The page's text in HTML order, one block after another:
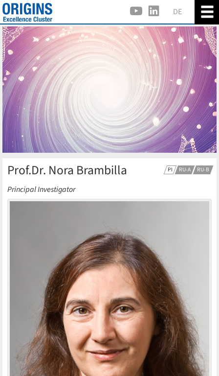
DE
PI RU-A RU-B
Prof.Dr. Nora Brambilla
Principal Investigator